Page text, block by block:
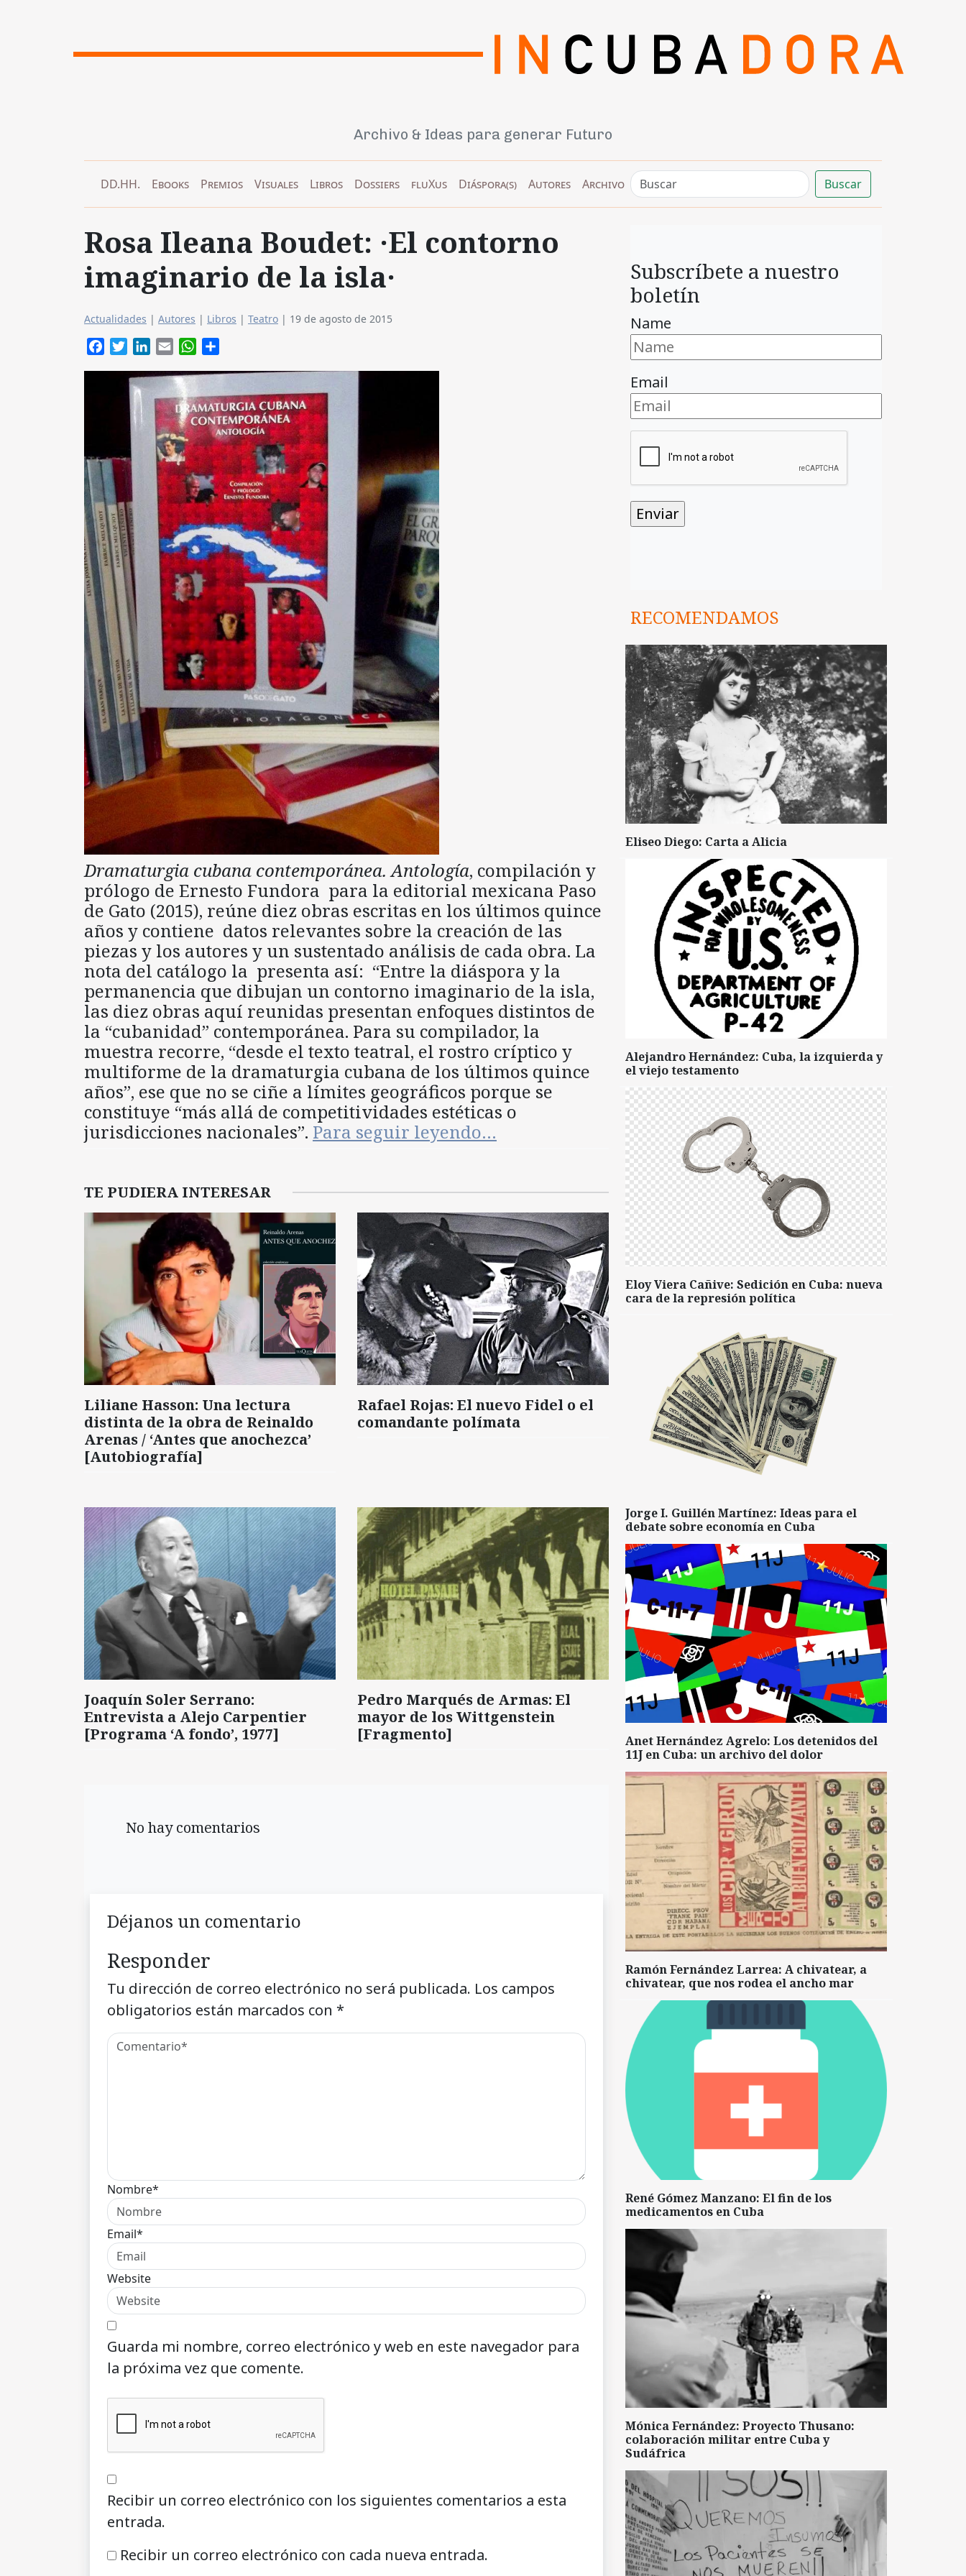
Archivo & Ideas para generar Futuro
DD.HH. Ebooks Premios Visuales Libros Dossiers fluXus Diáspora(s) Autores Archivo Buscar
Rosa Ileana Boudet: ·El contorno
imaginario de la isla·
Actualidades | Autores | Libros | Teatro | 19 de agosto de 2015
FacebookTwitterLinkedIn
Email WhatsApp
Dramaturgia cubana contemporánea. Antología, compilación y
prólogo de Ernesto Fundora para la editorial mexicana Paso
de Gato (2015), reúne diez obras escritas en los últimos quince
años y contiene datos relevantes sobre la creación de las
piezas y los autores y un sustentado análisis de cada obra. La
nota del catálogo la presenta así: “Entre la diáspora y la
permanencia que dibujan un contorno imaginario de la isla,
las diez obras aquí reunidas presentan enfoques distintos de
la “cubanidad” contemporánea. Para su compilador, la
muestra recorre, “desde el texto teatral, el rostro críptico y
multiforme de la dramaturgia cubana de los últimos quince
años”, ese que no se ciñe a límites geográficos porque se
constituye “más allá de competitividades estéticas o
jurisdicciones nacionales”. Para seguir leyendo…
TE PUDIERA INTERESAR
Liliane Hasson: Una lectura
distinta de la obra de Reinaldo
Arenas / ‘Antes que anochezca’
[Autobiografía]
Rafael Rojas: El nuevo Fidel o el
comandante polímata
Joaquín Soler Serrano:
Entrevista a Alejo Carpentier
[Programa ‘A fondo’, 1977]
Pedro Marqués de Armas: El
mayor de los Wittgenstein
[Fragmento]
No hay comentarios
Déjanos un comentario
Responder
Tu dirección de correo electrónico no será publicada. Los campos
obligatorios están marcados con *
Nombre*
Email*
Website
Guarda mi nombre, correo electrónico y web en este navegador para
la próxima vez que comente.
Recibir un correo electrónico con los siguientes comentarios a esta
entrada.
Recibir un correo electrónico con cada nueva entrada.
Subscríbete a nuestro
boletín
Name
Email
RECOMENDAMOS
Eliseo Diego: Carta a Alicia
Alejandro Hernández: Cuba, la izquierda y
el viejo testamento
Eloy Viera Cañive: Sedición en Cuba: nueva
cara de la represión política
Jorge I. Guillén Martínez: Ideas para el
debate sobre economía en Cuba
Anet Hernández Agrelo: Los detenidos del
11J en Cuba: un archivo del dolor
Ramón Fernández Larrea: A chivatear, a
chivatear, que nos rodea el ancho mar
René Gómez Manzano: El fin de los
medicamentos en Cuba
Mónica Fernández: Proyecto Thusano:
colaboración militar entre Cuba y
Sudáfrica